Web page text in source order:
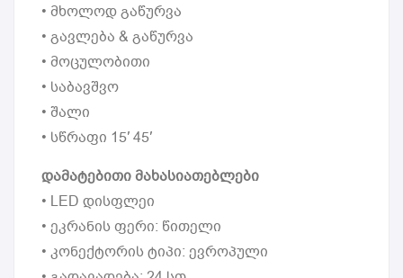
• მხოლოდ გაწურვა
• გავლება & გაწურვა
• მოცულობითი
• საბავშვო
• შალი
• სწრაფი 15′ 45′
დამატებითი მახასიათებლები
• LED დისფლეი
• ეკრანის ფერი: წითელი
• კონექტორის ტიპი: ევროპული